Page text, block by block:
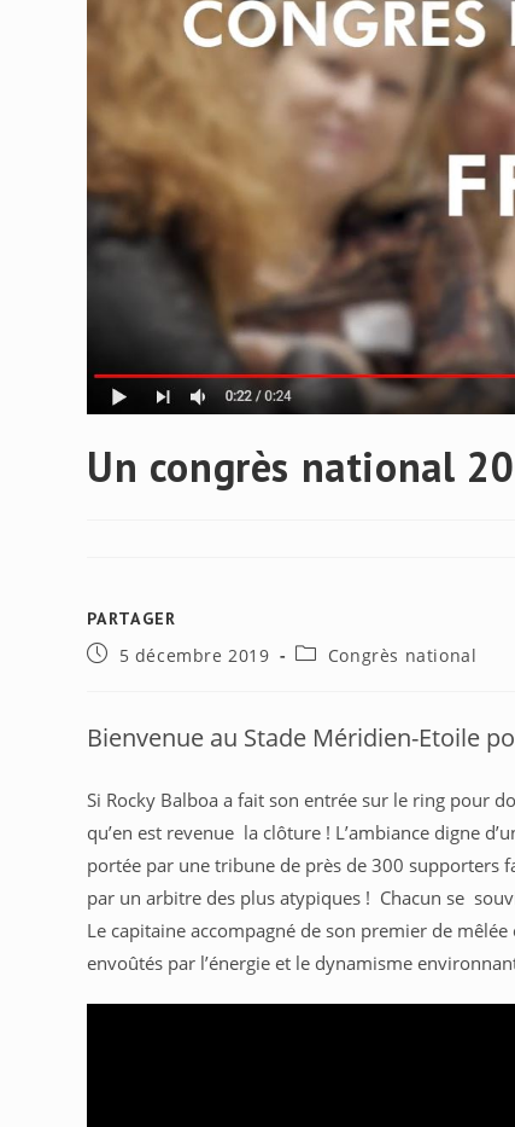
Un congrès national
PARTAGER
CE
Publication
5 décembre 2019
PostCongrès national
Bienvenue au Stade Méridien-Etoile
Si Rocky Balboa a fait son entrée sur le ring pour
qu’en est revenue la clôture ! L’ambiance digne
portée par une tribune de près de 300 supporters
par un arbitre des plus atypiques ! Chacun se
Le capitaine accompagné de son premier de
envoûtés par l’énergie et le dynamisme